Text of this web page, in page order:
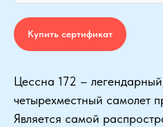
Купить сертификат
Цессна 172 –
четырехместный самолет
Является самой